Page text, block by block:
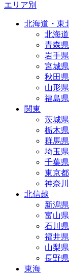
エリア別
北海道・東
北海道
青森県
岩手県
宮城県
秋田県
山形県
福島県
関東
茨城県
栃木県
群馬県
埼玉県
千葉県
東京都
神奈
北信越
新潟県
富山県
石川県
福井県
山梨県
長野県
東海